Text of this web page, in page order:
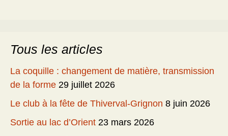
Tous les articles
La coquille : changement de matière, transmission
de la forme 29 juillet 2026
Le club à la fête de Thiverval-Grignon 8 juin 2026
Sortie au lac d’Orient 23 mars 2026